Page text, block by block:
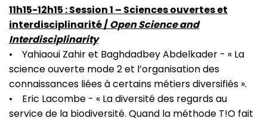
11h15-12h15 : Session 1 – Sciences ouvertes et
interdisciplinarité /Open Science and
Interdisciplinarity
• Yahiaoui Zahir et Baghdadbey Abdelkader - « La
science ouverte mode 2 et l’organisation des
connaissances liées à certains métiers diversifiés ».
• Eric Lacombe - « La diversité des regards au
service de la biodiversité. Quand la méthode T!O fait